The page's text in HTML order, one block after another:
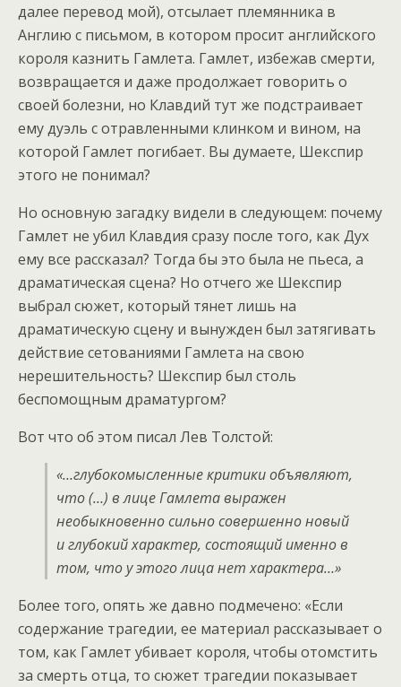
далее перевод мой), отсылает племянника в
Англию с письмом, в котором просит английского
короля казнить Гамлета. Гамлет, избежав смерти,
возвращается и даже продолжает говорить о
своей болезни, но Клавдий тут же подстраивает
ему дуэль с отравленными клинком и вином, на
которой Гамлет погибает. Вы думаете, Шекспир
этого не понимал?
Но основную загадку видели в следующем: почему
Гамлет не убил Клавдия сразу после того, как Дух
ему все рассказал? Тогда бы это была не пьеса, а
драматическая сцена? Но отчего же Шекспир
выбрал сюжет, который тянет лишь на
драматическую сцену и вынужден был затягивать
действие сетованиями Гамлета на свою
нерешительность? Шекспир был столь
беспомощным драматургом?
Вот что об этом писал Лев Толстой:
«…глубокомысленные критики объявляют,
что (…) в лице Гамлета выражен
необыкновенно сильно совершенно новый
и глубокий характер, состоящий именно в
том, что у этого лица нет характера…»
Более того, опять же давно подмечено: «Если
содержание трагедии, ее материал рассказывает о
том, как Гамлет убивает короля, чтобы отомстить
за смерть отца, то сюжет трагедии показывает